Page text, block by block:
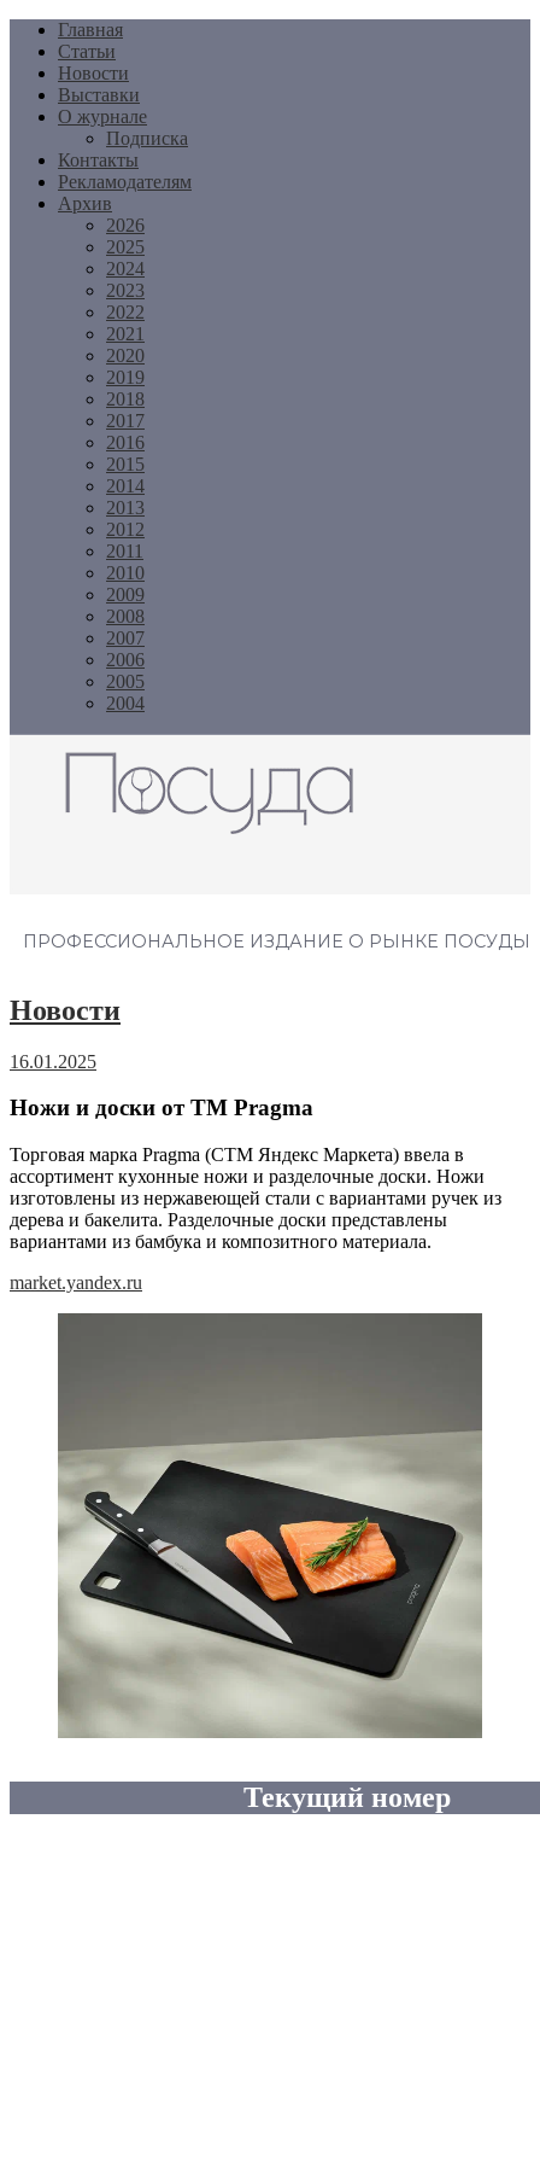
Перейти
содержимому
Главная
Статьи
Новости
Выставки
О журнале
Подписка
Контакты
Рекламодателям
Архив
2026
2025
2024
2023
2022
2021
2020
2019
2018
2017
2016
2015
2014
2013
2012
2011
2010
2009
2008
2007
2006
2005
2004
ПРОФЕССИОНАЛЬНОЕ ИЗДАНИЕ О РЫНКЕ ПОСУДЫ
Новости
16.01.2025
Ножи и доски от ТМ Pragma
Торговая марка Pragma (СТМ Яндекс Маркета) ввела в
ассортимент кухонные ножи и разделочные доски. Ножи
изготовлены из нержавеющей стали с вариантами ручек из
дерева и бакелита. Разделочные доски представлены
вариантами из бамбука и композитного материала.
market.yandex.ru
Текущий номер